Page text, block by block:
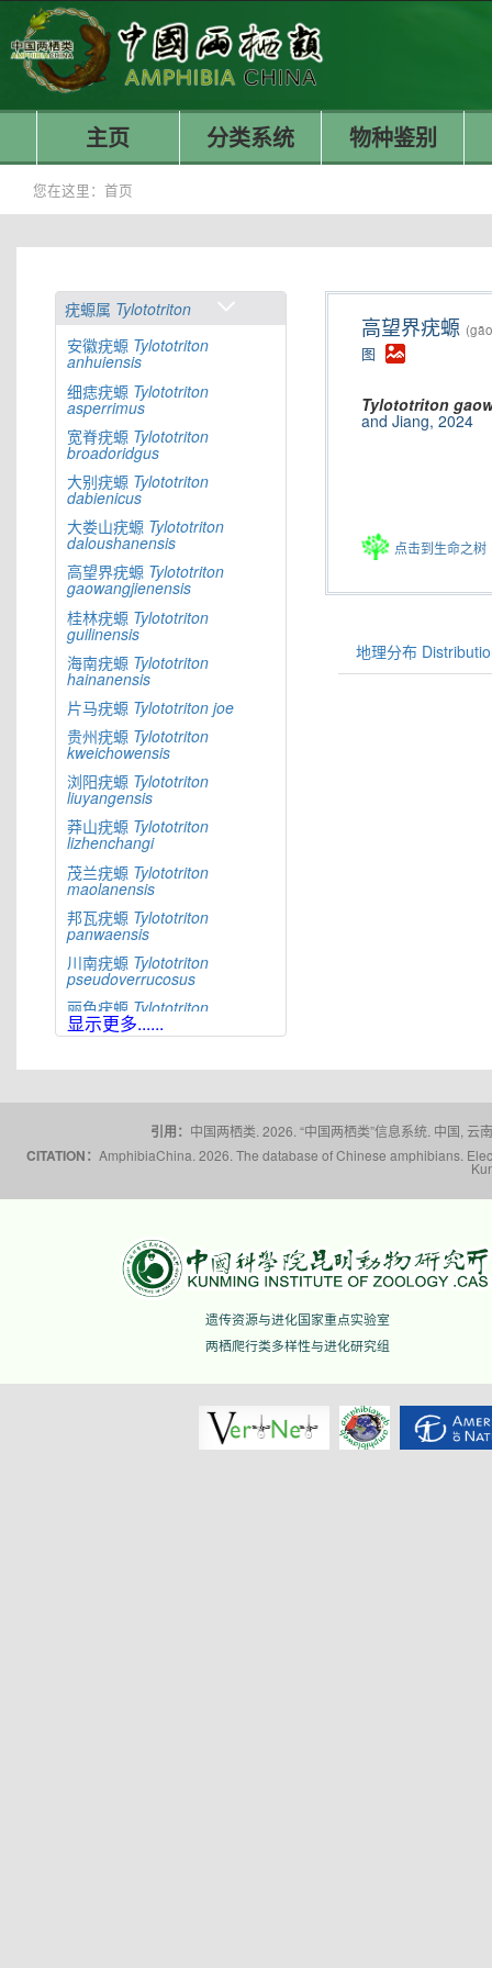
主页 分类系统 物种鉴别
您在这里： 首页
疣螈属 Tylototriton
安徽疣螈 Tylototriton
anhuiensis
细痣疣螈 Tylototriton
asperrimus
宽脊疣螈 Tylototriton
broadoridgus
大别疣螈 Tylototriton
dabienicus
大娄山疣螈 Tylototriton
daloushanensis
高望界疣螈 Tylototriton
gaowangjienensis
桂林疣螈 Tylototriton
guilinensis
海南疣螈 Tylototriton
hainanensis
片马疣螈 Tylototriton joe
贵州疣螈 Tylototriton
kweichowensis
浏阳疣螈 Tylototriton
liuyangensis
莽山疣螈 Tylototriton
lizhenchangi
茂兰疣螈 Tylototriton
maolanensis
邦瓦疣螈 Tylototriton
panwaensis
川南疣螈 Tylototriton
pseudoverrucosus
丽色疣螈 Tylototriton
pulcherrimus
桐梓疣螈Tylototriton
棕黑疣螈Tylototriton
文县疣螈Tylototriton
wenxianensis
五峰疣螈Tylototriton
Tylototriton yangi
显示更多......
高望界疣螈
图
Tylototriton
and Jiang, 2024
点击到生命之树
地理分布
引用： 中国两栖类. 2026. “中国两栖类”信息系统. 中国,
CITATION： AmphibiaChina. 2026. The database of Chinese amphibians.
遗传资源与进化国家重点实验室
两栖爬行类多样性与进化研究组